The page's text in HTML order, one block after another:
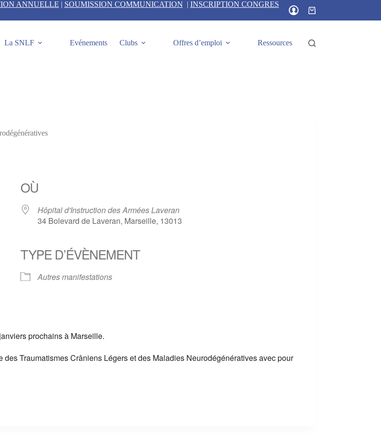
ANNUELLE | SOUMISSION COMMUNICATION | INSCRIPTION CONGRES
Panier
d’achat
La SNLF Evénements Clubs Offres d’emploi Ressources
iCalendar
OÙ
Hôpital d'Instruction des Armées Laveran
34 Bolevard de Laveran, Marseille, 13013
TYPE D’ÉVÈNEMENT
Autres manifestations
prochains à Marseille.
Traumatismes Crâniens Légers et des Maladies Neurodégénératives avec pour